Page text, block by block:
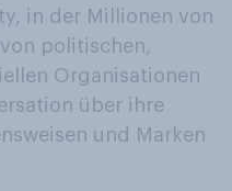
in der Millionen von
politischen,
Organisationen
über ihre
und Marken